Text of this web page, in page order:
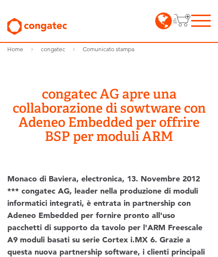
Home congatec Comunicato stampa
congatec AG apre una
collaborazione di sowtware con
Adeneo Embedded per offrire
BSP per moduli ARM
Monaco di Baviera, electronica, 13. Novembre 2012
*** congatec AG, leader nella produzione di moduli
informatici integrati, è entrata in partnership con
Adeneo Embedded per fornire pronto all'uso
pacchetti di supporto da tavolo per l'ARM Freescale
A9 moduli basati su serie Cortex i.MX 6. Grazie a
questa nuova partnership software, i clienti principali